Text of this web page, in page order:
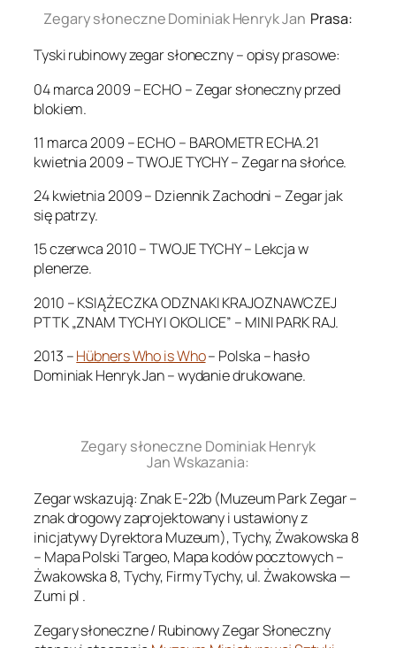
Zegary słoneczne Dominiak Henryk Jan Prasa:
Tyski rubinowy zegar słoneczny – opisy prasowe:
04 marca 2009 – ECHO – Zegar słoneczny przed
blokiem.
11 marca 2009 – ECHO – BAROMETR ECHA.21
kwietnia 2009 – TWOJE TYCHY – Zegar na słońce.
24 kwietnia 2009 – Dziennik Zachodni – Zegar jak
się patrzy.
15 czerwca 2010 – TWOJE TYCHY – Lekcja w
plenerze.
2010 – KSIĄŻECZKA ODZNAKI KRAJOZNAWCZEJ
PTTK „ZNAM TYCHY I OKOLICE” – MINI PARK RAJ.
2013 –Hübners Who is Who– Polska – hasło
Dominiak Henryk Jan – wydanie drukowane.
Zegary słoneczne Dominiak Henryk
Jan Wskazania:
Zegar wskazują: Znak E-22b (Muzeum Park Zegar –
znak drogowy zaprojektowany i ustawiony z
inicjatywy Dyrektora Muzeum), Tychy, Żwakowska 8
– Mapa Polski Targeo, Mapa kodów pocztowych –
Żwakowska 8, Tychy, Firmy Tychy, ul. Żwakowska —
Zumi pl .
Zegary słoneczne / Rubinowy Zegar Słoneczny